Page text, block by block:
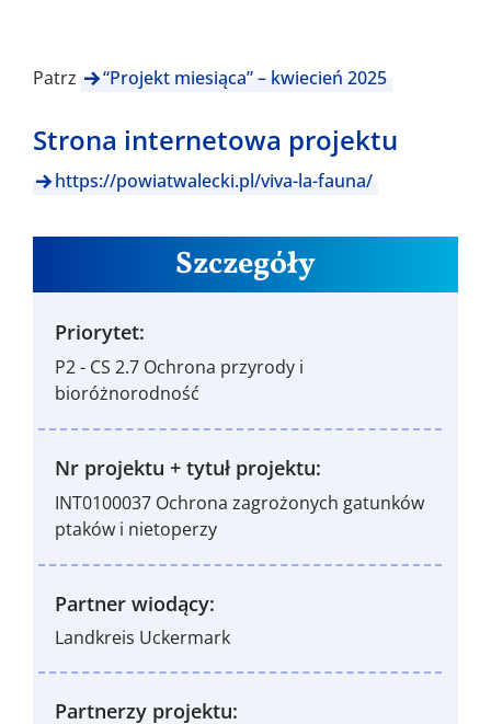
Patrz “Projekt miesiąca” – kwiecień 2025
Strona internetowa projektu
https://powiatwalecki.pl/viva-la-fauna/
Szczegóły
Priorytet:
P2 - CS 2.7 Ochrona przyrody i
bioróżnorodność
Nr projektu + tytuł projektu:
INT0100037 Ochrona zagrożonych gatunków
ptaków i nietoperzy
Partner wiodący:
Landkreis Uckermark
Partnerzy projektu: